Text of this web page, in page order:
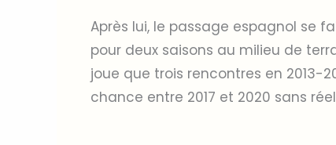
Après lui, le passage espagnol se
pour deux saisons au milieu de
joue que trois rencontres en 2013-
chance entre 2017 et 2020 sans